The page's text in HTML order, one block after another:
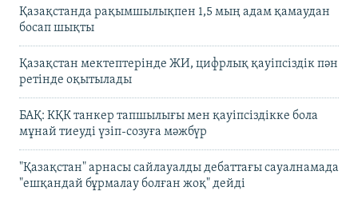
Қазақстанда рақымшылықпен 1,5 мың адам қамаудан
босап шықты
Қазақстан мектептерінде ЖИ, цифрлық қауіпсіздік пән
ретінде оқытылады
БАҚ: КҚК танкер тапшылығы мен қауіпсіздікке бола
мұнай тиеуді үзіп-созуға мәжбүр
"Қазақстан" арнасы сайлауалды дебаттағы сауалнамада
"ешқандай бұрмалау болған жоқ" дейді